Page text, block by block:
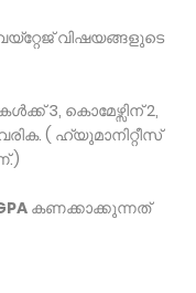
വിഷയങ്ങളുടെ
3, കൊമേഴ്സിന് 2,
( ഹ്യുമാനിറ്റീസ്
കണക്കാക്കുന്നത്